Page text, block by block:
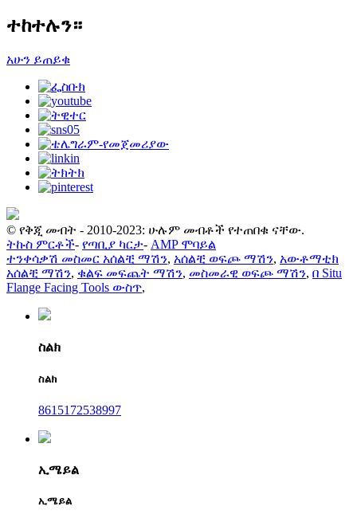
ተከተሉን።
አሁን ይጠይቁ
© የቅጂ መብት - 2010-2023: ሁሉም መብቶች የተጠበቁ ናቸው.
ትኩስ ምርቶች- የጣቢያ ካርታ- AMP ሞባይል
ተንቀሳቃሽ መስመር አሰልቺ ማሽን, አሰልቺ ወፍጮ ማሽን, አውቶማቲክ
አሰልቺ ማሽን, ቁልፍ መፍጨት ማሽን, መስመራዊ ወፍጮ ማሽን, በ Situ
Flange Facing Tools ውስጥ,
ስልክ
ስልክ
8615172538997
ኢሜይል
ኢሜይል